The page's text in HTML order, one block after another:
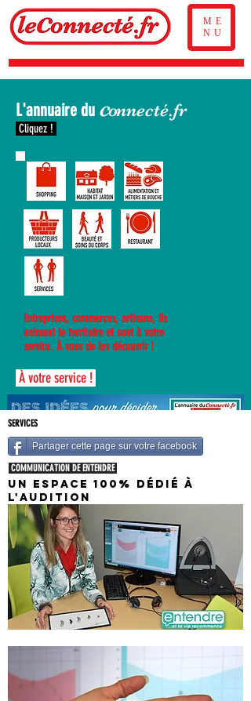
ME
NU
L'annuaire du connecté.fr
Cliquez !
Entreprises, commerces, artisans, ils
animent le territoire et sont à votre
service. À vous de les découvrir !
À votre service !
SERVICES
Partager cette page sur votre facebook
COMMUNICATION DE ENTENDRE
UN ESPACE 100% DÉDIÉ À
L'AUDITION